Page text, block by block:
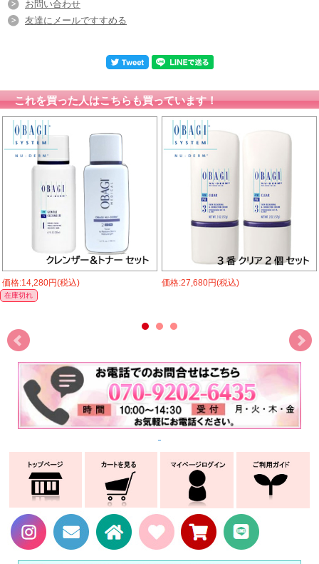
お問い合わせ
友達にメールですすめる
これを買った人はこちらも買っています！
価格:14,280円(税込)
在庫切れ
価格:27,680円(税込)